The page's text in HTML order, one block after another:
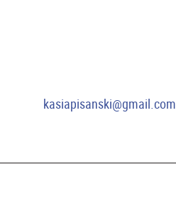
kasiapisanski@gmail.com